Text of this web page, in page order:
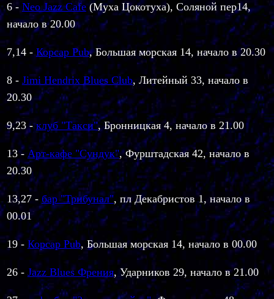
6 - Neo Jazz Cafe(Муха Цокотуха), Соляной пер14,
начало в 20.00
7,14 -Корсар Pub, Большая морская 14, начало в 20.30
8 - Jimi Hendrix Blues Club, Литейный 33, начало в
20.30
9,23 -клуб "Такси", Бронницкая 4, начало в 21.00
13 - Арт-кафе "Сундук",Фурштадская 42, начало в
20.30
13,27- бар "Трибунал", пл Декабристов 1, начало в
00.01
19 - Корсар Pub, Большая морская 14, начало в 00.00
26- Jazz Blues Френия, Ударников 29, начало в 21.00